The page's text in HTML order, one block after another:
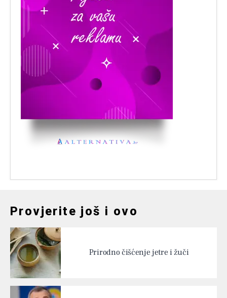
Provjerite još i ovo
Prirodno čišćenje jetre i žuči